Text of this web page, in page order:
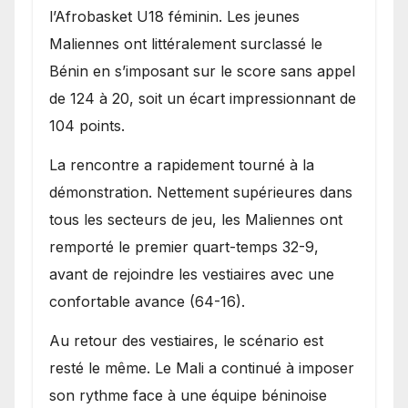
l’Afrobasket U18 féminin. Les jeunes
Maliennes ont littéralement surclassé le
Bénin en s’imposant sur le score sans appel
de 124 à 20, soit un écart impressionnant de
104 points.
La rencontre a rapidement tourné à la
démonstration. Nettement supérieures dans
tous les secteurs de jeu, les Maliennes ont
remporté le premier quart-temps 32-9,
avant de rejoindre les vestiaires avec une
confortable avance (64-16).
Au retour des vestiaires, le scénario est
resté le même. Le Mali a continué à imposer
son rythme face à une équipe béninoise